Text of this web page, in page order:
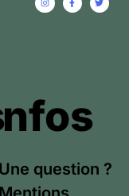
Une question ?